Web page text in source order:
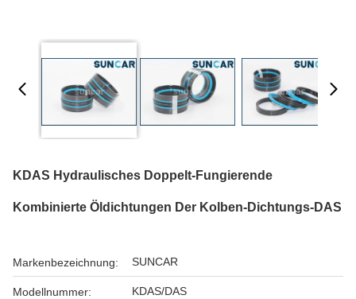
KDAS Hydraulisches Doppelt-Fungierende
Kombinierte Öldichtungen Der Kolben-Dichtungs-DAS
Markenbezeichnung: SUNCAR
Modellnummer: KDAS/DAS